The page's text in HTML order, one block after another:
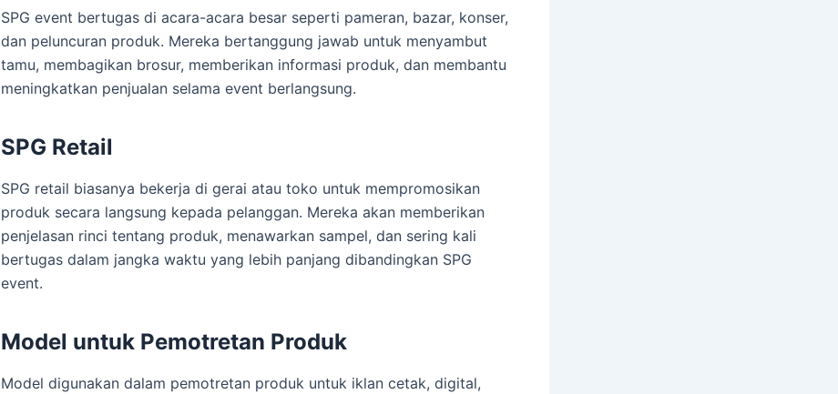
SPG event bertugas di acara-acara besar seperti pameran, bazar, konser,
dan peluncuran produk. Mereka bertanggung jawab untuk menyambut
tamu, membagikan brosur, memberikan informasi produk, dan membantu
meningkatkan penjualan selama event berlangsung.
SPG Retail
SPG retail biasanya bekerja di gerai atau toko untuk mempromosikan
produk secara langsung kepada pelanggan. Mereka akan memberikan
penjelasan rinci tentang produk, menawarkan sampel, dan sering kali
bertugas dalam jangka waktu yang lebih panjang dibandingkan SPG
event.
Model untuk Pemotretan Produk
Model digunakan dalam pemotretan produk untuk iklan cetak, digital,